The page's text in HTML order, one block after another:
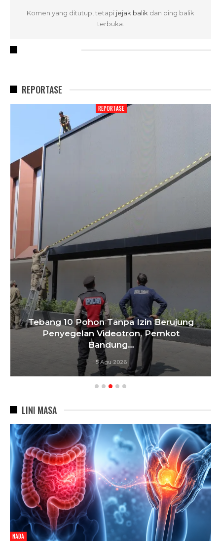
Komen yang ditutup, tetapi jejak balik dan ping balik
terbuka.
REPORTASE
REPORTASE
Tebang 10 Pohon Tanpa Izin Berujung
Penyegelan Videotron, Pemkot
Bandung…
5 Agu 2026
LINI MASA
NADA